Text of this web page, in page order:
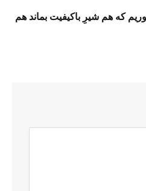
که هم شیرِ باکیفیت بماند هم